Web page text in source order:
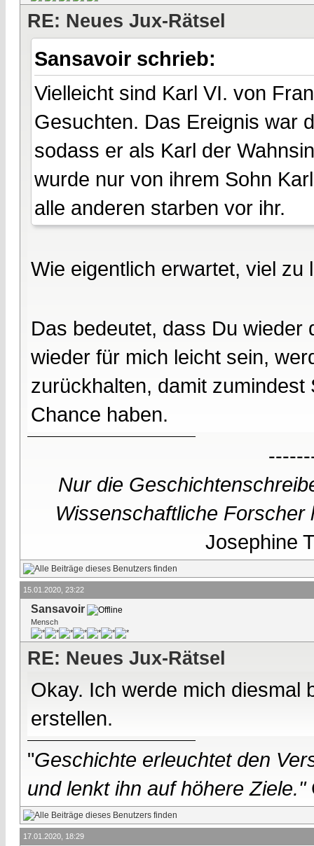
RE: Neues Jux-Rätsel
Sansavoir schrieb:
Vielleicht sind Karl VI. von
Gesuchten. Das Ereignis war
sodass er als Karl der
wurde nur von ihrem Sohn
alle anderen starben vor ihr.
Wie eigentlich erwartet, viel
Das bedeutet, dass Du wieder
wieder für mich leicht sein,
zurückhalten, damit
Chance haben.
Nur die
Wissenschaftliche
Josephine
15.01.2020, 23:22
Sansavoir
Mensch
RE: Neues Jux-Rätsel
Okay. Ich werde mich diesmal
erstellen.
"Geschichte erleuchtet den
und lenkt ihn auf höhere Ziele."
17.01.2020, 18:29